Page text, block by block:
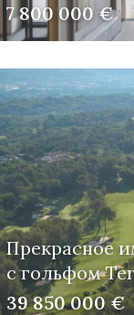
7 800 000 €
Прекрасное
с гольфом
39 850 000 €